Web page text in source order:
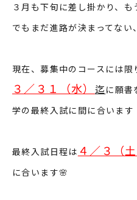
３月も下旬に差し掛かり、も
でもまだ進路が決まってない
現在、募集中のコースには限
３／３１（水） 迄 に願書
学の最終入試に間に合います
最終入試日程は ４／３（土
に合います🌸